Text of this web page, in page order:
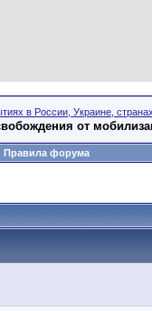
в России, Украине,
от
Правила форума